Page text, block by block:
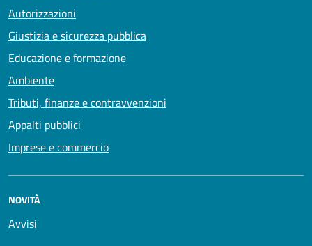
Autorizzazioni
Giustizia e sicurezza pubblica
Educazione e formazione
Ambiente
Tributi, finanze e contravvenzioni
Appalti pubblici
Imprese e commercio
NOVITÀ
Avvisi